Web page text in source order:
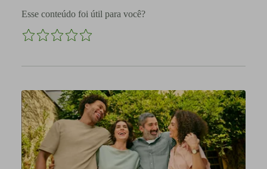
Esse conteúdo foi útil para você?